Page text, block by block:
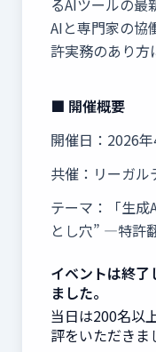
るAIツールの最
AIと専門家の協
許実務のあり方
■ 開催概要
開催日：2026年
共催：リーガル
テーマ：「生成
とし穴” ―特許
イベントは終了
ました。
当日は200名以
評をいただきま